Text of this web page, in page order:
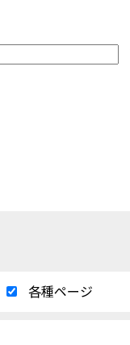
各種ページ